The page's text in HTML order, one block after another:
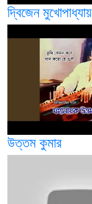
দ্বিজেন মুখোপাধ্যায়
উত্তম কুমার